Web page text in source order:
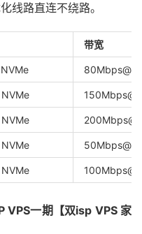
线路直连不绕路。
带宽
50Mbps@
100Mbps@
VPS一期【双isp VPS 家